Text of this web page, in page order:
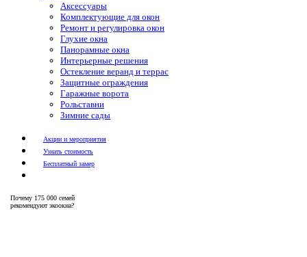
Аксессуары
Комплектующие для окон
Ремонт и регулировка окон
Глухие окна
Панорамные окна
Интерьерные решения
Остекление веранд и террас
Защитные ограждения
Гаражные ворота
Рольставни
Зимние сады
Акции и мероприятия
Узнать стоимость
Бесплатный замер
Почему 175 000 семей
рекомендуют экоокна?